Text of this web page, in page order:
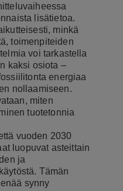
lisätietoa.
minkä
toimenpiteiden
voi tarkastella
kaksi osiota –
energiaa
nollaamiseen.
miten
tuotetonnia
vuoden 2030
luopuvat asteittain
ja
Tämän
synny